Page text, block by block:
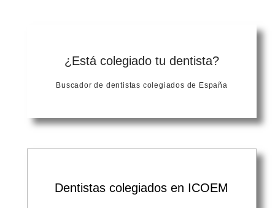
¿Está colegiado tu dentista?
Buscador de dentistas colegiados de España
Dentistas colegiados en ICOEM